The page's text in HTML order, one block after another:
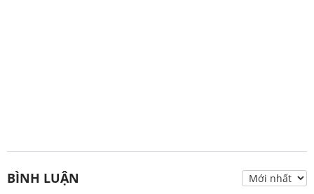
BÌNH LUẬN